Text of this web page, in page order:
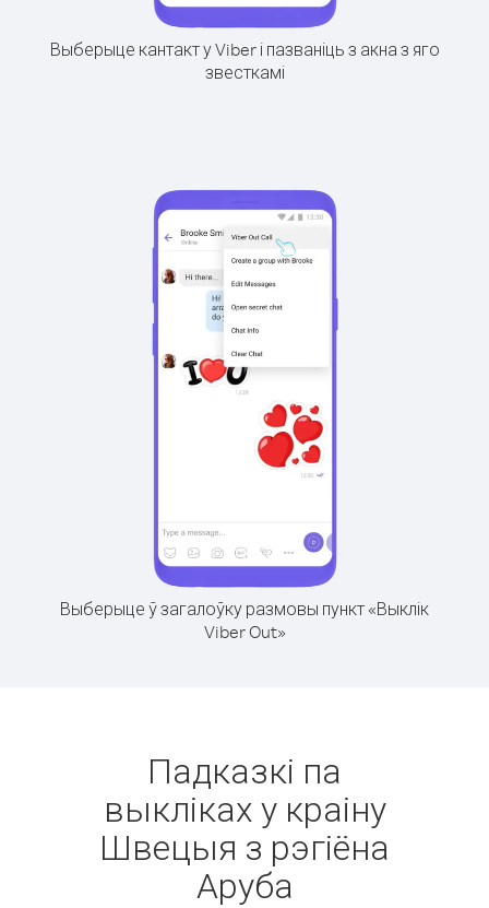
Выберыце кантакт у Viber і пазваніць з акна з яго
звесткамі
Выберыце ў загалоўку размовы пункт «Выклік
Viber Out»
Падказкі па
выкліках у краіну
Швецыя з рэгіёна
Аруба